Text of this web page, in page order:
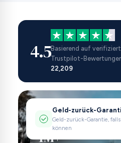
4.5Basierend auf
Trustpilot-
22,209
Geld-zurück-
Geld-zurück-Garantie,
können
1M+